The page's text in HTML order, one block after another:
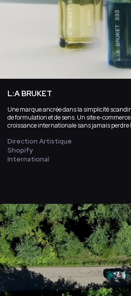
L:A BRUKET
Une marque ancrée dans la simplicité
de formulation et de sens. Un site e-
croissance internationale sans jamais perdre
Direction Artistique
Shopify
International